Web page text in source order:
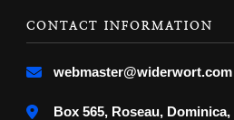
CONTACT INFORMATION
webmaster@widerwort.com
Box 565, Roseau,